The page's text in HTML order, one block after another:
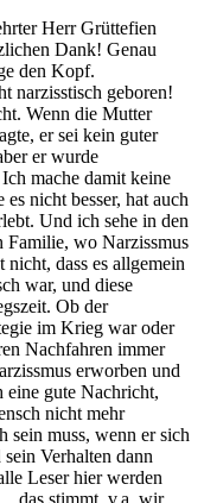
Herr Grüttefien
Dank! Genau
den Kopf.
narzisstisch geboren!
Wenn die Mutter
er sei kein guter
er wurde
mache damit keine
nicht besser, hat auch
Und ich sehe in den
Familie, wo Narzissmus
nicht, dass es allgemein
war, und diese
Ob der
im Krieg war oder
Nachfahren immer
erworben und
eine gute Nachricht,
nicht mehr
sein muss, wenn er sich
Verhalten dann
Leser hier werden